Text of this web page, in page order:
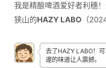
我是精酿啤酒爱好者利穗
狭山的HAZY LABO （
去了HAZY LABO！
邃的味道让人震撼。